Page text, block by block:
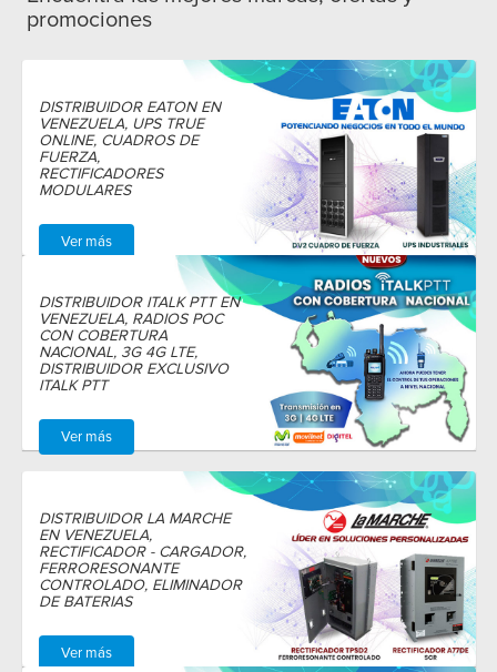
promociones
DISTRIBUIDOR EATON EN
VENEZUELA, UPS TRUE
ONLINE, CUADROS DE
FUERZA,
RECTIFICADORES
MODULARES
Ver más
DISTRIBUIDOR ITALK PTT EN
VENEZUELA, RADIOS POC
CON COBERTURA
NACIONAL, 3G 4G LTE,
DISTRIBUIDOR EXCLUSIVO
ITALK PTT
Ver más
DISTRIBUIDOR LA MARCHE
EN VENEZUELA,
RECTIFICADOR - CARGADOR,
FERRORESONANTE
CONTROLADO, ELIMINADOR
DE BATERIAS
Ver más